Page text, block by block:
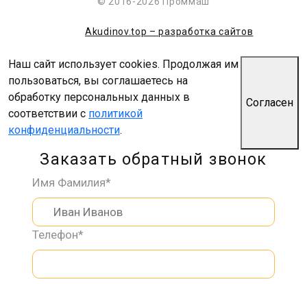
Akudinov.top – разработка сайтов
Наш сайт использует cookies. Продолжая им
пользоваться, вы соглашаетесь на
обработку персональных данных в
соответствии с политикой
конфиденциальности.
Согласен
Заказать обратный звонок
Имя Фамилия*
Телефон*